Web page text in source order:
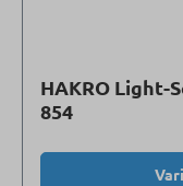
HAKRO
854